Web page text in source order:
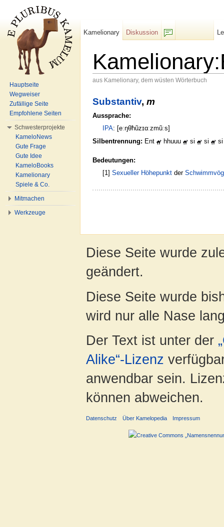
aus Kamelionary, dem wüsten Wörterbuch
Substantiv, m
Aussprache:
IPA: [eːŋθħũzɪɑːzmũːs]
Silbentrennung: Ent hhuuu si si
Bedeutungen:
[1]Sexueller Höhepunkt der
Kamelionary
Diskussion
Hauptseite
Wegweiser
Zufällige Seite
Empfohlene Seiten
Schwesterprojekte
KameloNews
Gute Frage
Gute Idee
KameloBooks
Kamelionary
Spiele & Co.
Mitmachen
Werkzeuge
Diese Seite wurde
geändert.
Diese Seite wurde
wird nur alle Nase
Der Text ist unter der
Alike“-Lizenz
anwendbar sein.
können abweichen.
Datenschutz Über Kamelopedia Impressum